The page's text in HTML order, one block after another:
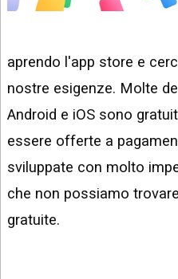
VIDEO
ARGOMENTI:
IPHONE
ANDROID
AI
APPS
APPS
INSTAGRAM
NEWS
LINKEDIN
aprendo l'app store e
nostre esigenze. Molte
Android e iOS sono
essere offerte a
sviluppate con molto
che non possiamo
gratuite.